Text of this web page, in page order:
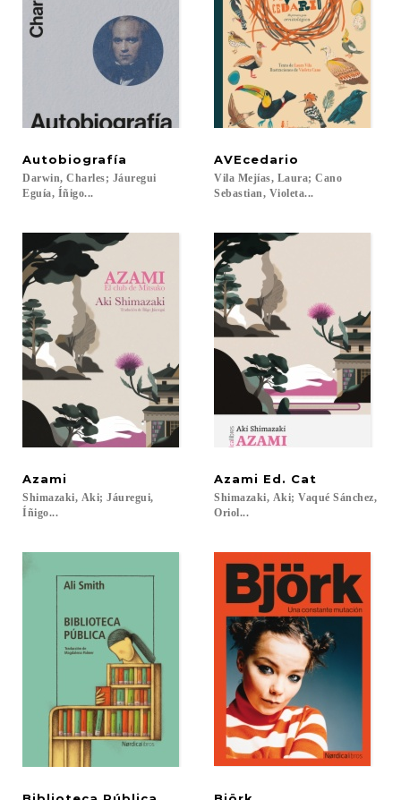
Autobiografía
Darwin, Charles; Jáuregui
Eguía, Íñigo...
AVEcedario
Vila Mejías, Laura; Cano
Sebastian, Violeta...
Azami
Shimazaki, Aki; Jáuregui,
Íñigo...
Azami Ed. Cat
Shimazaki, Aki; Vaqué Sánchez,
Oriol...